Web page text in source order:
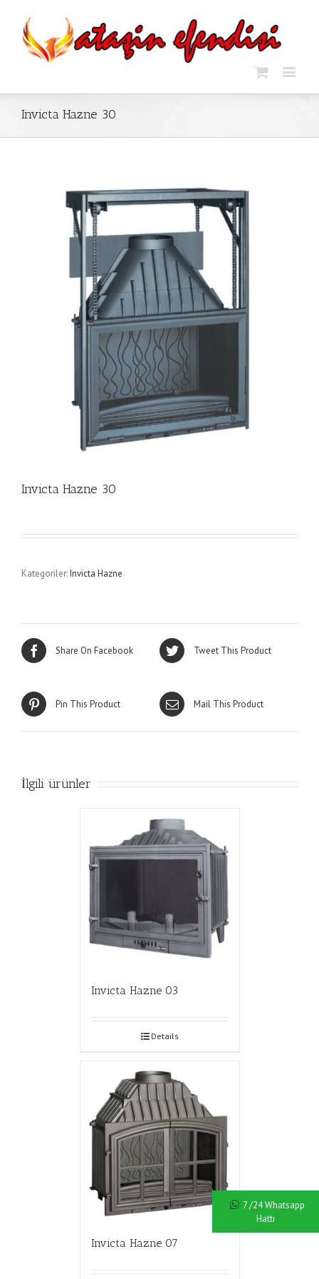
Invicta Hazne 30
Invicta Hazne 30
Kategoriler:Invicta Hazne
Share On Facebook Tweet This Product
Pin This Product Mail This Product
İlgili ürünler
Invicta Hazne 03
Details
Invicta Hazne 07
7 /24 Whatsapp
Hattı